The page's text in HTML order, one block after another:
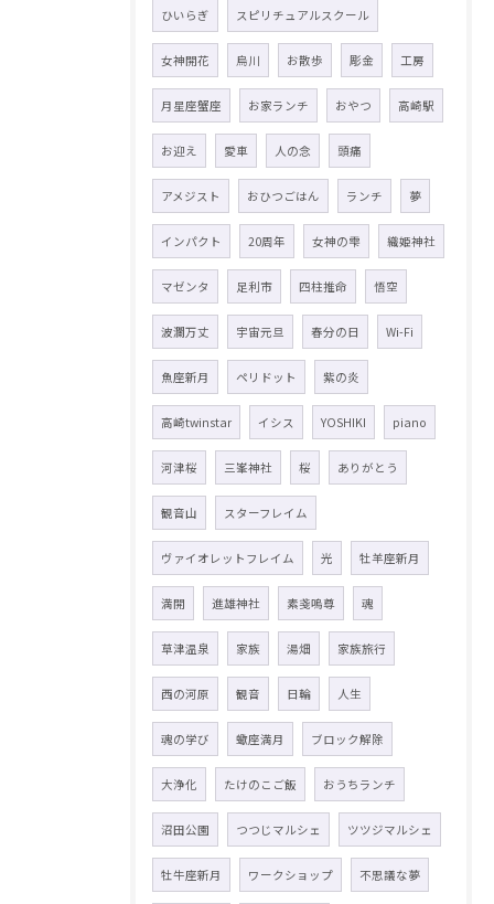
ひいらぎ スピリチュアルスクール
女神開花 烏川 お散歩 彫金 工房
月星座蟹座 お家ランチ おやつ 高崎駅
お迎え 愛車 人の念 頭痛
アメジスト おひつごはん ランチ 夢
インパクト 20周年 女神の雫 織姫神社
マゼンタ 足利市 四柱推命 悟空
波瀾万丈 宇宙元旦 春分の日 Wi-Fi
魚座新月 ペリドット 紫の炎
高崎twinstar イシス YOSHIKI piano
河津桜 三峯神社 桜 ありがとう
観音山 スターフレイム
ヴァイオレットフレイム 光 牡羊座新月
満開 進雄神社 素戔嗚尊 魂
草津温泉 家族 湯畑 家族旅行
西の河原 観音 日輪 人生
魂の学び 蠍座満月 ブロック解除
大浄化 たけのこご飯 おうちランチ
沼田公園 つつじマルシェ ツツジマルシェ
牡牛座新月 ワークショップ 不思議な夢